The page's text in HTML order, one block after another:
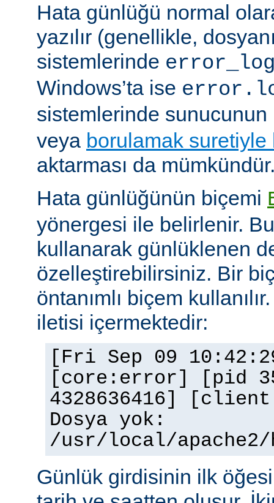
Hata günlüğü normal
yazılır (genellikle,
sistemlerinde
Windows’ta ise
sistemlerinde sunucunun
veya borulamak
aktarması da
Hata günlüğünün biçemi
yönergesi ile belirlenir.
kullanarak günlüklenen
özelleştirebilirsiniz. Bir
öntanımlı biçem
iletisi içermektedir:
[Fri Sep 09
[core:error] [pid
4328636416]
Dosya yok:
/usr/local/
Günlük girdisinin ilk öğesi